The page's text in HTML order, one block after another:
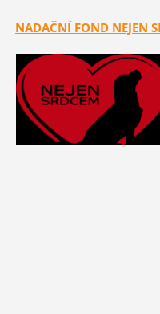
NADAČNÍ FOND NEJEN